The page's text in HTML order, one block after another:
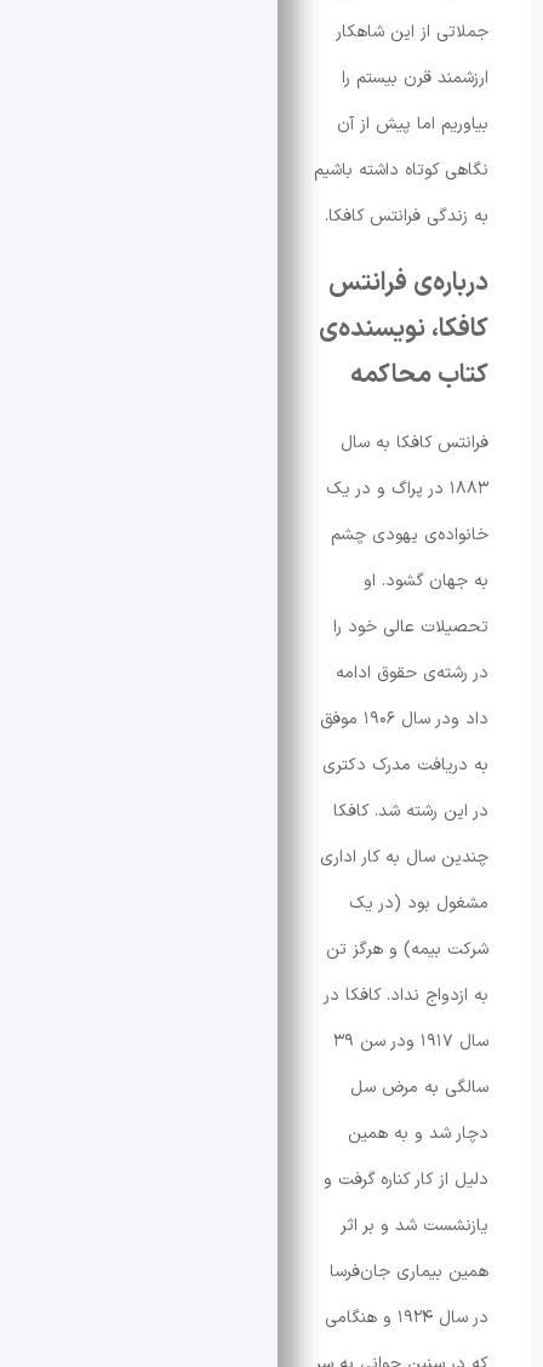
از این شاهکار
قرن بیستم را
اما پیش از آن
داشته باشیم
فرانتس کافکا.
فرانتس
نویسنده‌ی
محاکمه
کافکا به سال
در پراگ و در یک
یهودی چشم
گشود. او
عالی خود را
حقوق ادامه
داد ودر سال ۱۹۰۶ موفق
مدرک دکتری
رشته شد. کافکا
به کار اداری
بود (در یک
و هرگز تن
نداد. کافکا در
سال ۱۹۱۷ ودر سن ۳۹
به مرض سل
و به همین
کار کناره گرفت و
شد و بر اثر
جان‌فرسا
در سال ۱۹۲۴ و هنگامی